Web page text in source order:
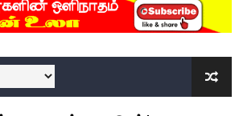
பிரபாகரனின் பிறந்தநாளை
நபர் யார், என்ன நடந்தது?: உண்மையை
மில்லியன் அமெரிக்க டொலர் நட்டஈடு